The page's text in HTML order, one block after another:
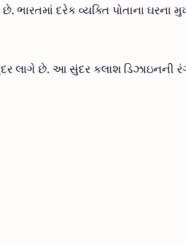
ભારતમાં દરેક વ્યક્તિ પોતાના ઘરના
લાગે છે. આ સુંદર કલાશ ડિઝાઇનની